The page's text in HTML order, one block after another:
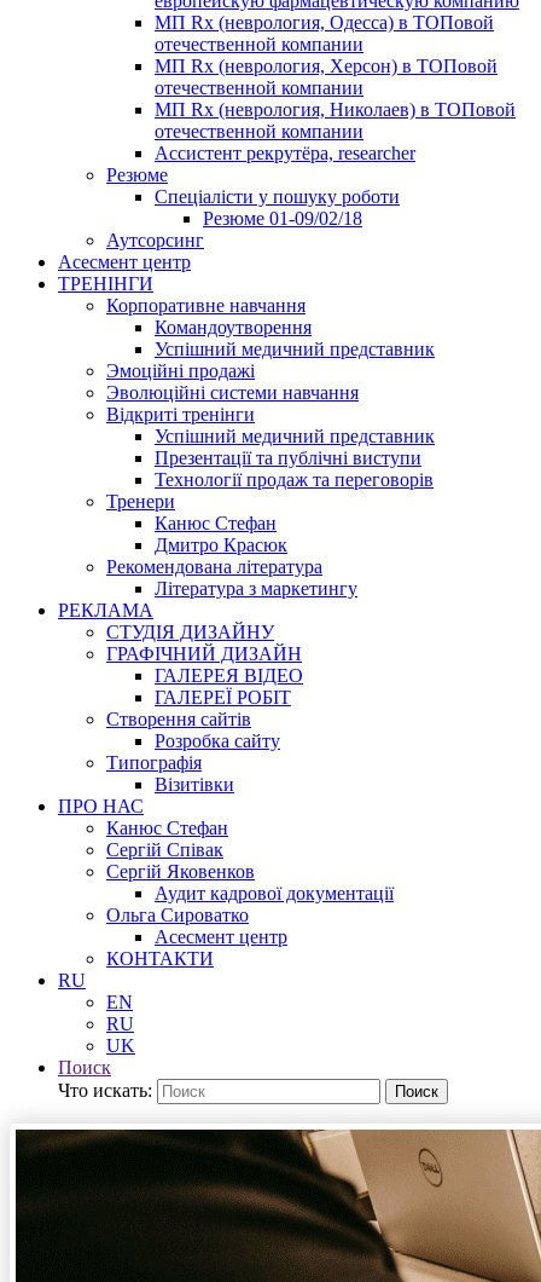
МП Rx (неврология, Одесса) в ТОПовой
отечественной компании
МП Rx (неврология, Херсон) в ТОПовой
отечественной компании
МП Rx (неврология, Николаев) в ТОПовой
отечественной компании
Ассистент рекрутёра, researcher
Резюме
Cпеціалісти у пошуку роботи
Резюме 01-09/02/18
Аутсорсинг
Асесмент центр
ТРЕНІНГИ
Корпоративне навчання
Командоутворення
Успішний медичний представник
Эмоційні продажі
Эволюційні системи навчання
Відкриті тренінги
Успішний медичний представник
Презентації та публічні виступи
Технології продаж та переговорів
Тренери
Канюс Стефан
Дмитро Красюк
Рекомендована література
Література з маркетингу
РЕКЛАМА
СТУДІЯ ДИЗАЙНУ
ГРАФІЧНИЙ ДИЗАЙН
ГАЛЕРЕЯ ВІДЕО
ГАЛЕРЕЇ РОБІТ
Створення сайтів
Розробка сайту
Типографія
Візитівки
ПРО НАС
Канюс Стефан
Сергій Співак
Сергій Яковенков
Аудит кадрової документації
Ольга Сироватко
Асесмент центр
КОНТАКТИ
RU
EN
RU
UK
Поиск
Что искать:
Поиск